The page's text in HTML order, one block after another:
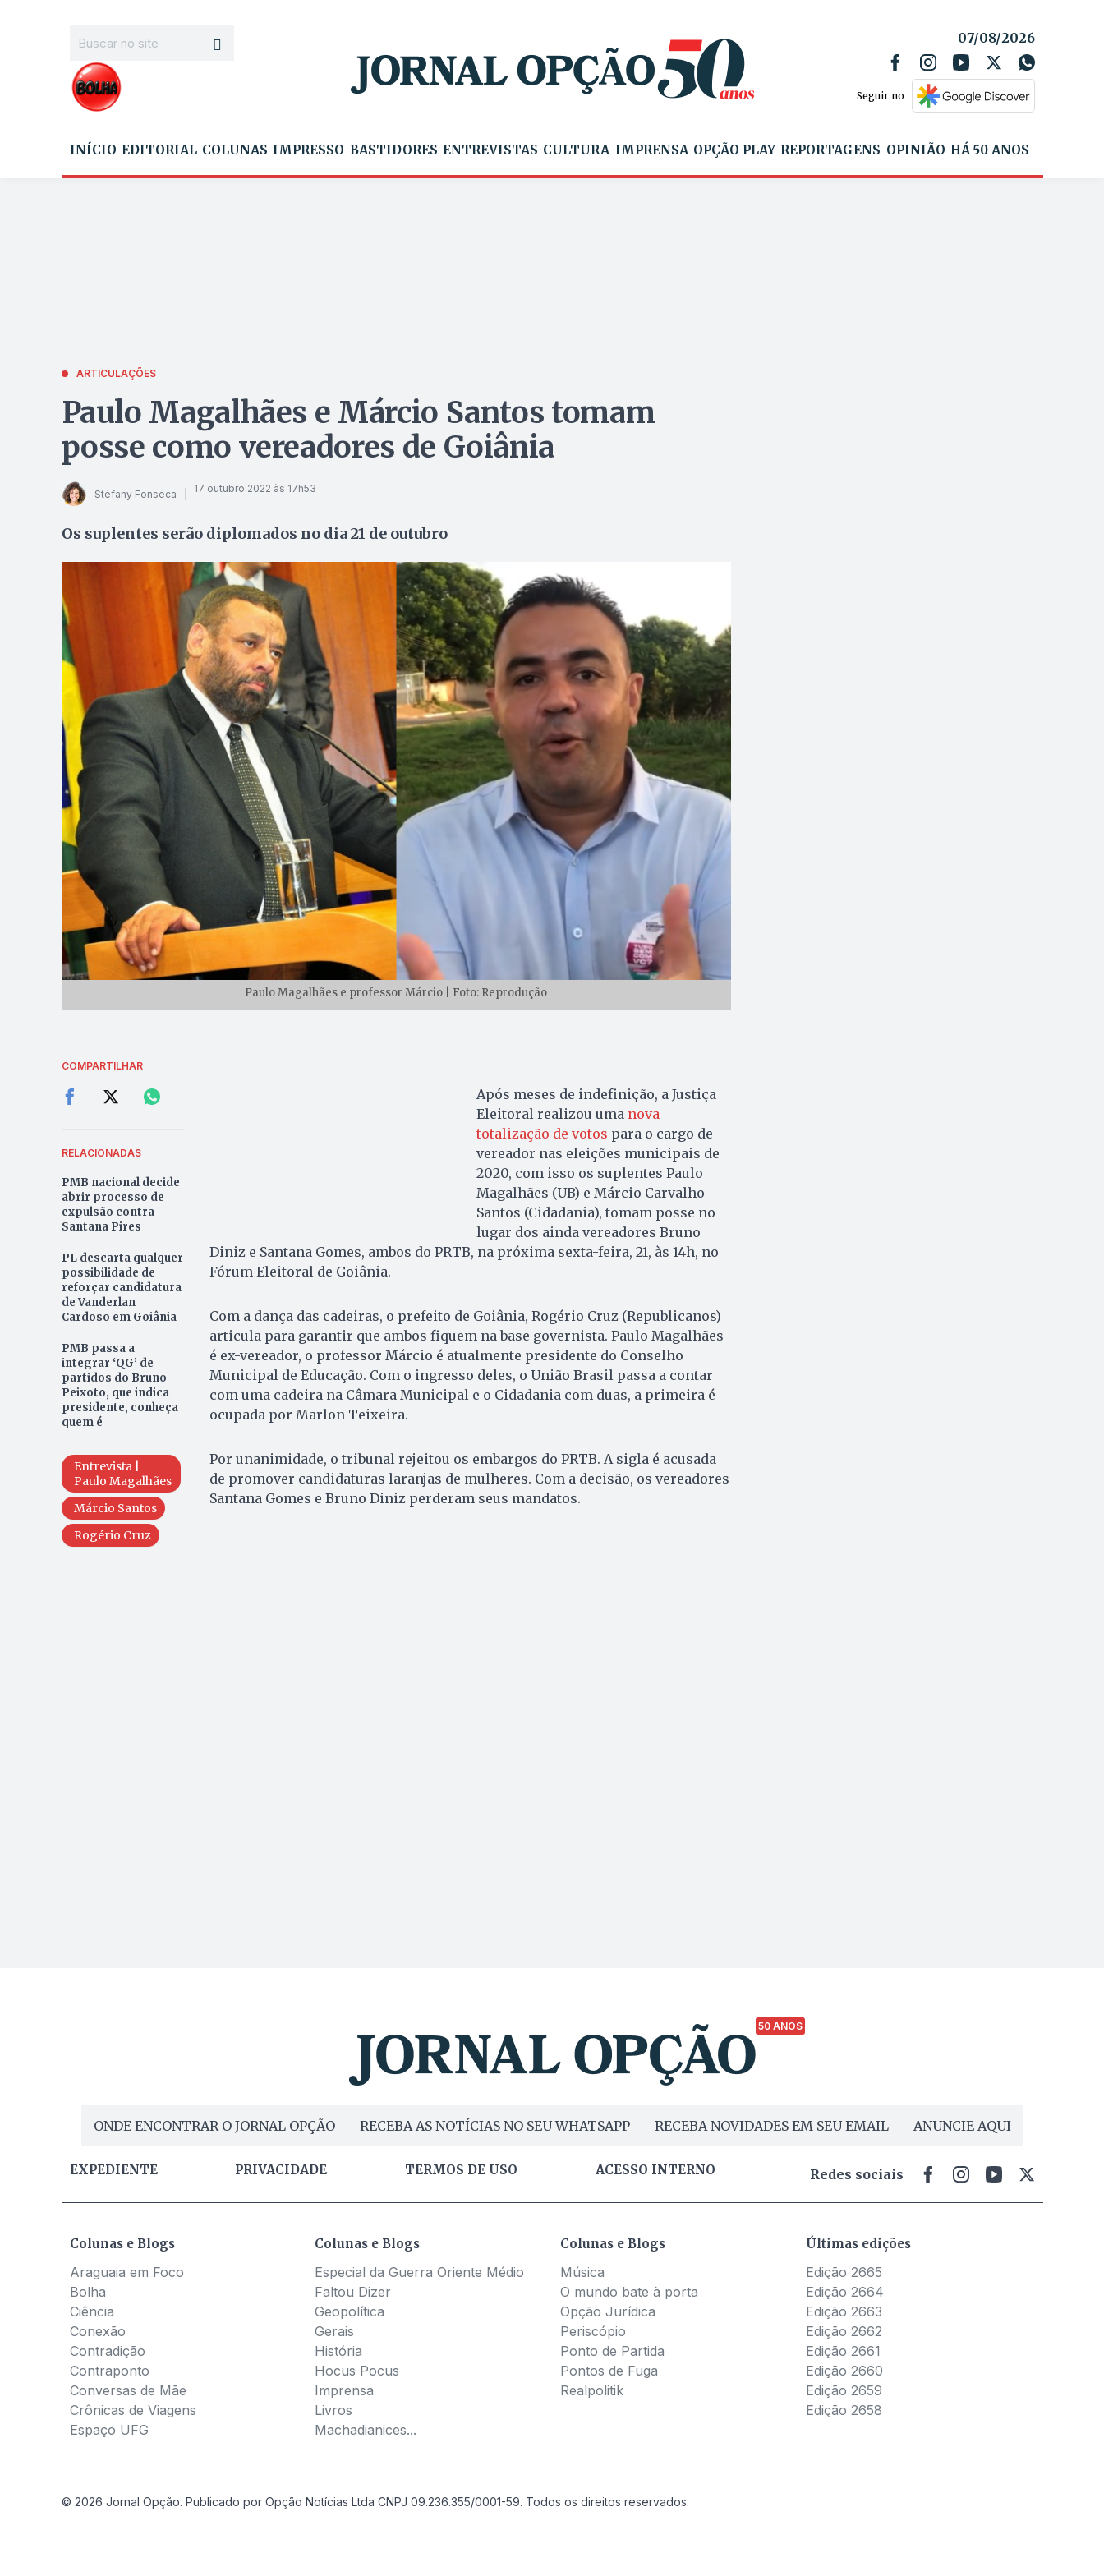
07/08/2026
Seguir no
INÍCIO EDITORIAL COLUNAS IMPRESSO BASTIDORES ENTREVISTAS CULTURA IMPRENSA OPÇÃO PLAY REPORTAGENS OPINIÃO HÁ 50 ANOS
ARTICULAÇÕES
Paulo Magalhães e Márcio Santos tomam
posse como vereadores de Goiânia
Stéfany Fonseca 17 outubro 2022 às 17h53
Os suplentes serão diplomados no dia 21 de outubro
Paulo Magalhães e professor Márcio | Foto: Reprodução
COMPARTILHAR
RELACIONADAS
PMB nacional decide
abrir processo de
expulsão contra
Santana Pires
PL descarta qualquer
possibilidade de
reforçar candidatura
de Vanderlan
Cardoso em Goiânia
PMB passa a
integrar ‘QG’ de
partidos do Bruno
Peixoto, que indica
presidente, conheça
quem é
Entrevista |
Paulo Magalhães
Márcio Santos
Rogério Cruz
Após meses de indefinição, a Justiça
Eleitoral realizou uma nova
totalização de votos para o cargo de
vereador nas eleições municipais de
2020, com isso os suplentes Paulo
Magalhães (UB) e Márcio Carvalho
Santos (Cidadania), tomam posse no
lugar dos ainda vereadores Bruno
Diniz e Santana Gomes, ambos do PRTB, na próxima sexta-feira, 21, às 14h, no
Fórum Eleitoral de Goiânia.
Com a dança das cadeiras, o prefeito de Goiânia, Rogério Cruz (Republicanos)
articula para garantir que ambos fiquem na base governista. Paulo Magalhães
é ex-vereador, o professor Márcio é atualmente presidente do Conselho
Municipal de Educação. Com o ingresso deles, o União Brasil passa a contar
com uma cadeira na Câmara Municipal e o Cidadania com duas, a primeira é
ocupada por Marlon Teixeira.
Por unanimidade, o tribunal rejeitou os embargos do PRTB. A sigla é acusada
de promover candidaturas laranjas de mulheres. Com a decisão, os vereadores
Santana Gomes e Bruno Diniz perderam seus mandatos.
50 ANOS
ONDE ENCONTRAR O JORNAL OPÇÃO RECEBA AS NOTÍCIAS NO SEU WHATSAPP RECEBA NOVIDADES EM SEU EMAIL ANUNCIE AQUI
EXPEDIENTE PRIVACIDADE TERMOS DE USO ACESSO INTERNO Redes sociais
Colunas e Blogs
Araguaia em Foco
Bolha
Ciência
Conexão
Contradição
Contraponto
Conversas de Mãe
Crônicas de Viagens
Espaço UFG
Colunas e Blogs
Especial da Guerra Oriente Médio
Faltou Dizer
Geopolítica
Gerais
História
Hocus Pocus
Imprensa
Livros
Machadianices...
Colunas e Blogs
Música
O mundo bate à porta
Opção Jurídica
Periscópio
Ponto de Partida
Pontos de Fuga
Realpolitik
Últimas edições
Edição 2665
Edição 2664
Edição 2663
Edição 2662
Edição 2661
Edição 2660
Edição 2659
Edição 2658
© 2026 Jornal Opção. Publicado por Opção Notícias Ltda CNPJ 09.236.355/0001-59. Todos os direitos reservados.